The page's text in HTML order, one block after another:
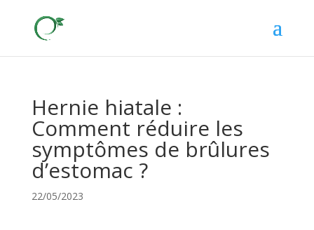
Hernie hiatale :
Comment réduire les
symptômes de brûlures
d’estomac ?
22/05/2023